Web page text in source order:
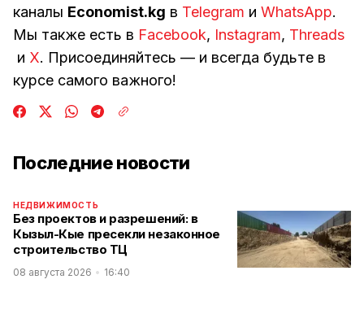
каналы Economist.kg в Telegram и WhatsApp.
Мы также есть в Facebook, Instagram, Threads
и Х. Присоединяйтесь — и всегда будьте в
курсе самого важного!
Последние новости
НЕДВИЖИМОСТЬ
Без проектов и разрешений: в
Кызыл-Кые пресекли незаконное
строительство ТЦ
08 августа 2026 16:40